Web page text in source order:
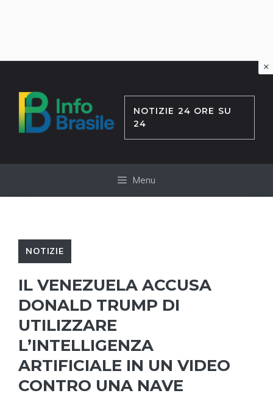
contenuto
NOTIZIE 24 ORE SU
24
Menu
NOTIZIE
IL VENEZUELA ACCUSA
DONALD TRUMP DI
UTILIZZARE
L’INTELLIGENZA
ARTIFICIALE IN UN VIDEO
CONTRO UNA NAVE
×